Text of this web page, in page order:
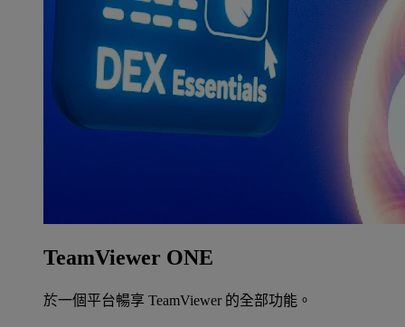
TeamViewer ONE
於一個平台暢享 TeamViewer 的全部功能。